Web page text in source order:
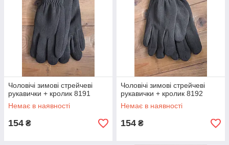
Чоловічі зимові стрейчеві
рукавички + кролик 8191
Немає в наявності
154 ₴
Чоловічі зимові стрейчеві
рукавички + кролик 8192
Немає в наявності
154 ₴